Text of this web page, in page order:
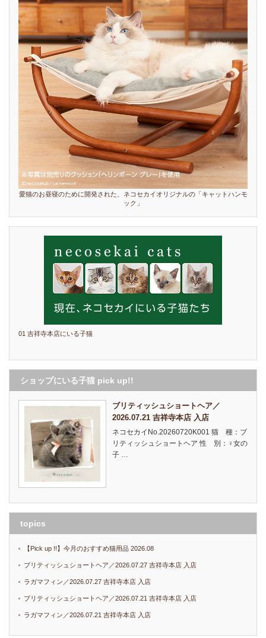
愛猫のお昼寝のために開発された、ネコセカイオリジナルの「キャットハンモ
ック」
01 吉祥寺本店にいる子猫
ショップにいる子猫 pick up!!
ブリティッシュショートヘア／
2026.07.21 吉祥寺本店 入店
ネコセカイNo.20260720K001 猫 種：ブ
リティッシュショートヘア 性 別：♀女の
子 …
topics
【Pick up !!】今月のおすすめ猫用品 2026.08
ブリティッシュショートヘア／2026.07.27 吉祥寺本店 入店
ラガマフィン／2026.07.27 吉祥寺本店 入店
ブリティッシュショートヘア／2026.07.21 吉祥寺本店 入店
ラガマフィン／2026.07.21 吉祥寺本店 入店